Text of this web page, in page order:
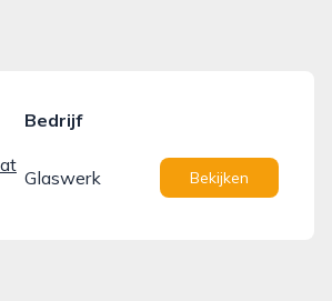
Bedrijf
Glaswerk Bekijken